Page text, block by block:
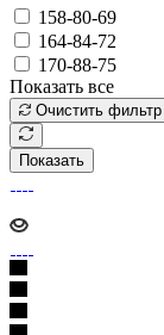
158-80-69
164-84-72
170-88-75
Показать все
Очистить фильтр
Показать